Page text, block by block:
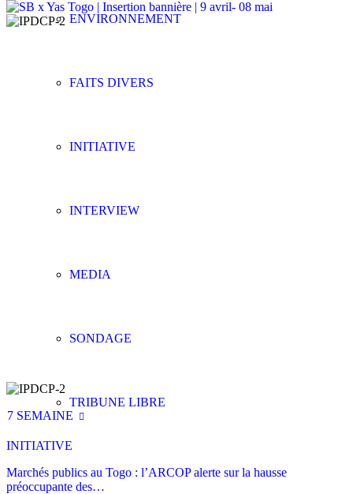
ENVIRONNEMENT
FAITS DIVERS
INITIATIVE
INTERVIEW
MEDIA
SONDAGE
TRIBUNE LIBRE
7 SEMAINE
INITIATIVE
Marchés publics au Togo : l’ARCOP alerte sur la hausse
préoccupante des…